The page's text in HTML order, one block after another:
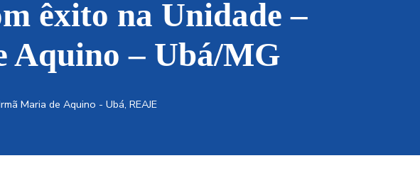
êxito na Unidade –
– Ubá/MG
Maria de Aquino - Ubá, REAJE